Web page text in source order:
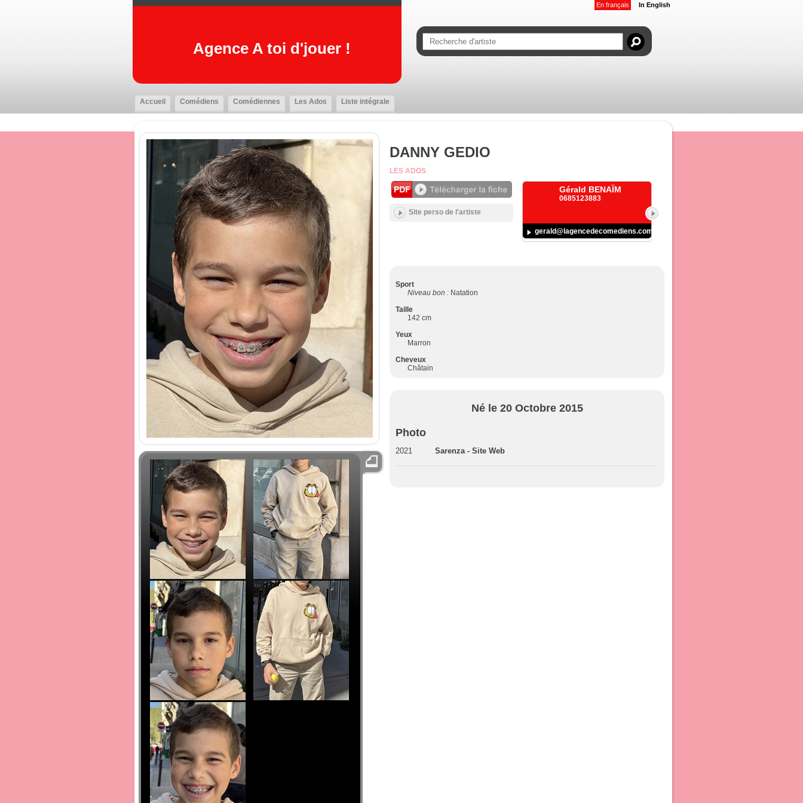
Agence A toi d'jouer !
En français In English
Accueil Comédiens Comédiennes Les Ados Liste intégrale
DANNY GEDIO
LES ADOS
Site perso de l'artiste
Gérald BENAÏM
0685123883
gerald@lagencedecomediens.com
Sport
Niveau bon : Natation
Taille
142 cm
Yeux
Marron
Cheveux
Châtain
Né le 20 Octobre 2015
Photo
2021 Sarenza - Site Web